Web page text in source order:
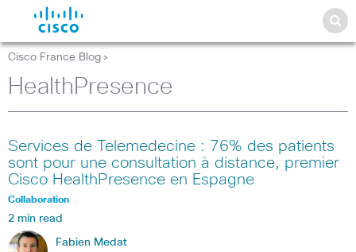
Cisco France Blog >
HealthPresence
Services de Telemedecine : 76% des patients
sont pour une consultation à distance, premier
Cisco HealthPresence en Espagne
Collaboration
2 min read
Fabien Medat